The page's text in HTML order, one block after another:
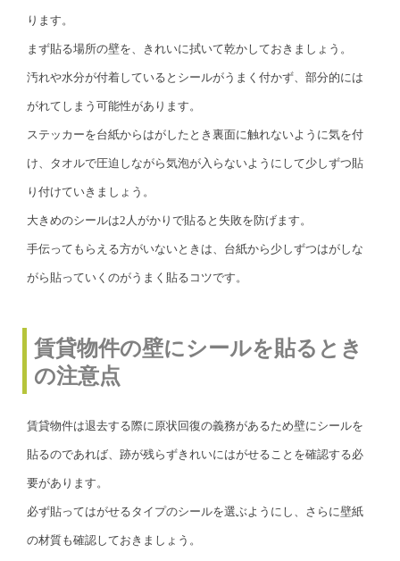
ります。
まず貼る場所の壁を、きれいに拭いて乾かしておきましょう。
汚れや水分が付着しているとシールがうまく付かず、部分的には
がれてしまう可能性があります。
ステッカーを台紙からはがしたとき裏面に触れないように気を付
け、タオルで圧迫しながら気泡が入らないようにして少しずつ貼
り付けていきましょう。
大きめのシールは2人がかりで貼ると失敗を防げます。
手伝ってもらえる方がいないときは、台紙から少しずつはがしな
がら貼っていくのがうまく貼るコツです。
賃貸物件の壁にシールを貼るとき
の注意点
賃貸物件は退去する際に原状回復の義務があるため壁にシールを
貼るのであれば、跡が残らずきれいにはがせることを確認する必
要があります。
必ず貼ってはがせるタイプのシールを選ぶようにし、さらに壁紙
の材質も確認しておきましょう。